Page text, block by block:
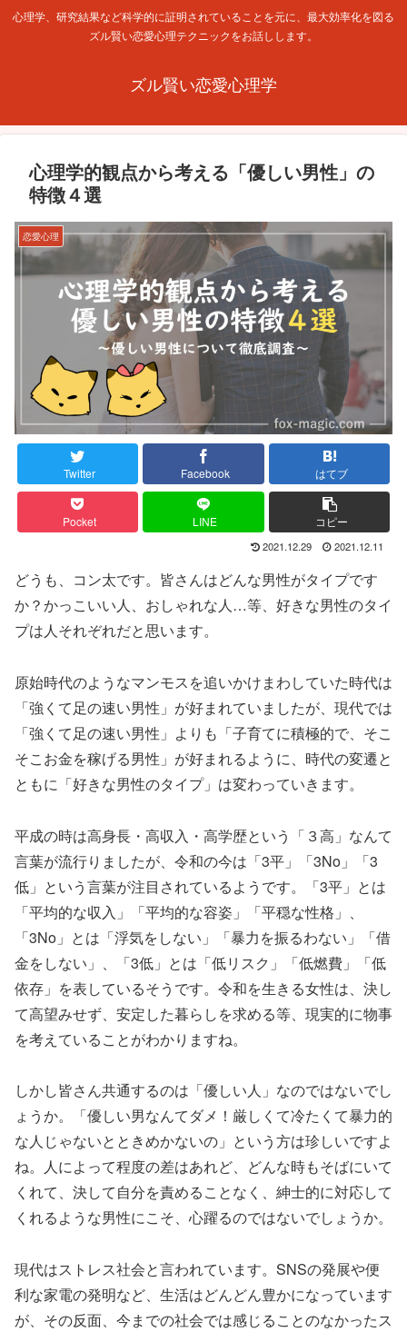
心理学、研究結果など科学的に証明されていることを元に、最大効率化を図る
ズル賢い恋愛心理テクニックをお話しします。
ズル賢い恋愛心理学
心理学的観点から考える「優しい男性」の
特徴４選
恋愛心理
Twitter Facebook はてブ
Pocket LINE コピー
2021.12.29 2021.12.11
どうも、コン太です。皆さんはどんな男性がタイプです
か？かっこいい人、おしゃれな人…等、好きな男性のタイ
プは人それぞれだと思います。
原始時代のようなマンモスを追いかけまわしていた時代は
「強くて足の速い男性」が好まれていましたが、現代では
「強くて足の速い男性」よりも「子育てに積極的で、そこ
そこお金を稼げる男性」が好まれるように、時代の変遷と
ともに「好きな男性のタイプ」は変わっていきます。
平成の時は高身長・高収入・高学歴という「３高」なんて
言葉が流行りましたが、令和の今は「3平」「3No」「3
低」という言葉が注目されているようです。「3平」とは
「平均的な収入」「平均的な容姿」「平穏な性格」、
「3No」とは「浮気をしない」「暴力を振るわない」「借
金をしない」、「3低」とは「低リスク」「低燃費」「低
依存」を表しているそうです。令和を生きる女性は、決し
て高望みせず、安定した暮らしを求める等、現実的に物事
を考えていることがわかりますね。
しかし皆さん共通するのは「優しい人」なのではないでし
ょうか。「優しい男なんてダメ！厳しくて冷たくて暴力的
な人じゃないとときめかないの」という方は珍しいですよ
ね。人によって程度の差はあれど、どんな時もそばにいて
くれて、決して自分を責めることなく、紳士的に対応して
くれるような男性にこそ、心躍るのではないでしょうか。
現代はストレス社会と言われています。SNSの発展や便
利な家電の発明など、生活はどんどん豊かになっています
が、その反面、今までの社会では感じることのなかったス